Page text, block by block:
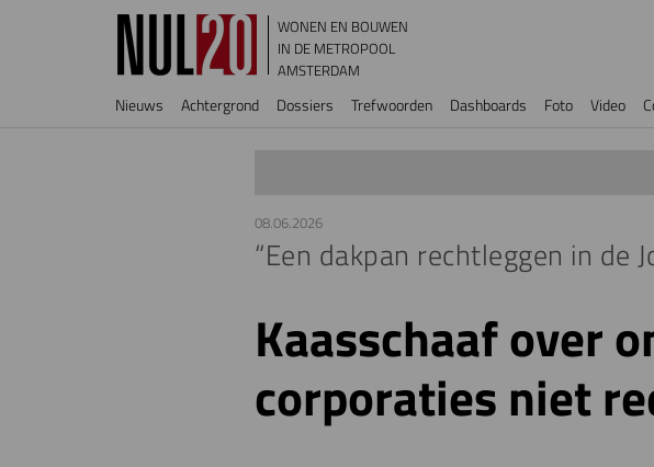
Overslaan en naar de inhoud gaan
WONEN EN BOUWEN
IN DE METROPOOL
AMSTERDAM
Hoofdnavigatie
Nieuws Achtergrond Dossiers Trefwoorden Dashboards Foto Video
08.06.2026
“Een dakpan rechtleggen in de
Kaasschaaf over
corporaties niet